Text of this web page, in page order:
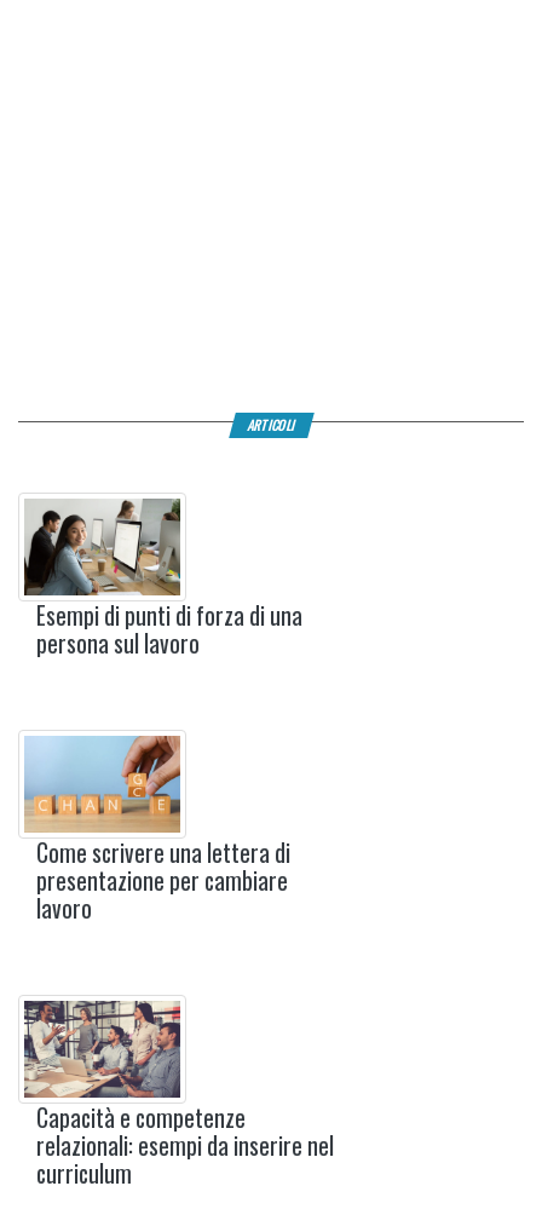
ARTICOLI
Esempi di punti di forza di una
persona sul lavoro
Come scrivere una lettera di
presentazione per cambiare
lavoro
Capacità e competenze
relazionali: esempi da inserire nel
curriculum